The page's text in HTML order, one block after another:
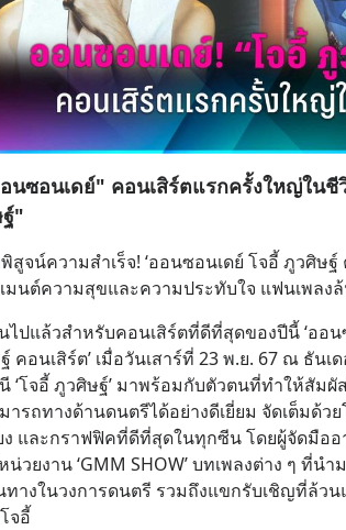
นซอนเดย์" คอนเสิร์ตแรกครั้งใหญ่ในชี
"
สูจน์ความสำเร็จ! ‘ออนซอนเดย์ โจอี้ ภูวศิษฐ์
มนต์ความสุขและความประทับใจ แฟนเพลง
ไปแล้วสำหรับคอนเสิร์ตที่ดีที่สุดของปีนี้ ‘ออน
คอนเสิร์ต’ เมื่อวันเสาร์ที่ 23 พ.ย. 67 ณ ธันเ
‘โจอี้ ภูวศิษฐ์’ มาพร้อมกับตัวตนที่ทำให้สัมผั
ารถทางด้านดนตรีได้อย่างดีเยี่ยม จัดเต็มด้ว
ง และกราฟฟิคที่ดีที่สุดในทุกซีน โดยผู้จัดมืออา
น่วยงาน ‘GMM SHOW’ บทเพลงต่าง ๆ ที่นำ
ทางในวงการดนตรี รวมถึงแขกรับเชิญที่ล้ว
จอี้